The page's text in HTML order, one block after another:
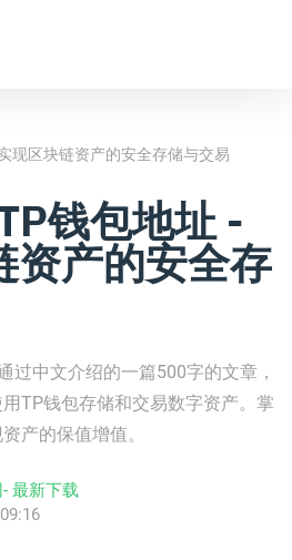
现区块链资产的安全存储与交易
钱包地址 -
资产的安全存
过中文介绍的一篇500字的文章，
TP钱包存储和交易数字资产。掌
产的保值增值。
最新下载